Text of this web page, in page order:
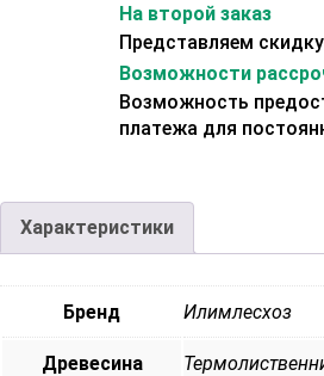
На второй заказ
Представляем скидку
Возможности
Возможность
платежа для
Характеристики
Бренд Илимлесхоз
Древесина